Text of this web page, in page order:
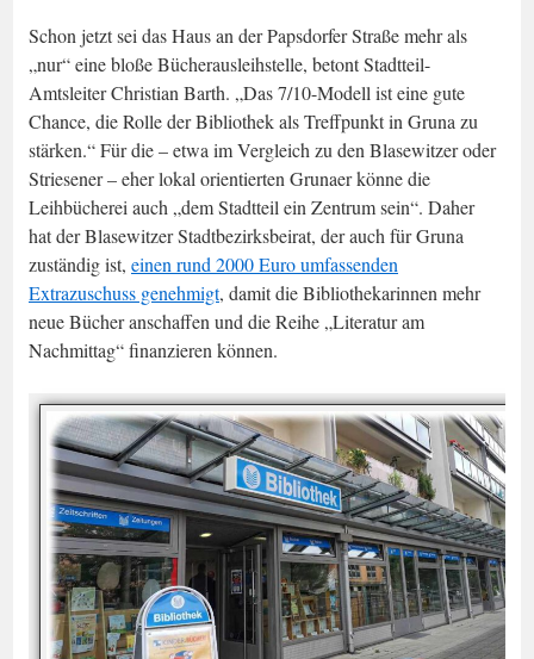
Schon jetzt sei das Haus an der Papsdorfer Straße mehr als
„nur“ eine bloße Bücherausleihstelle, betont Stadtteil-
Amtsleiter Christian Barth. „Das 7/10-Modell ist eine gute
Chance, die Rolle der Bibliothek als Treffpunkt in Gruna zu
stärken.“ Für die – etwa im Vergleich zu den Blasewitzer oder
Striesener – eher lokal orientierten Grunaer könne die
Leihbücherei auch „dem Stadtteil ein Zentrum sein“. Daher
hat der Blasewitzer Stadtbezirksbeirat, der auch für Gruna
zuständig ist, einen rund 2000 Euro umfassenden
Extrazuschuss genehmigt, damit die Bibliothekarinnen mehr
neue Bücher anschaffen und die Reihe „Literatur am
Nachmittag“ finanzieren können.